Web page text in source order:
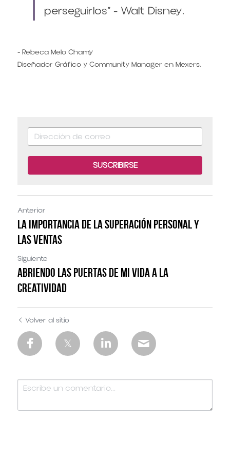
perseguirlos” - Walt Disney.
- Rebeca Melo Chamy
Diseñador Gráfico y Community Manager en Mexers.
SUSCRIBIRSE
Anterior
La importancia de la superación personal y
las ventas
Siguiente
Abriendo las puertas de mi vida a la
creatividad
Volver al sitio